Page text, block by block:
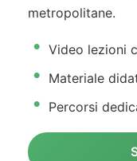
metropolitane.
Video lezioni
Materiale
Percorsi